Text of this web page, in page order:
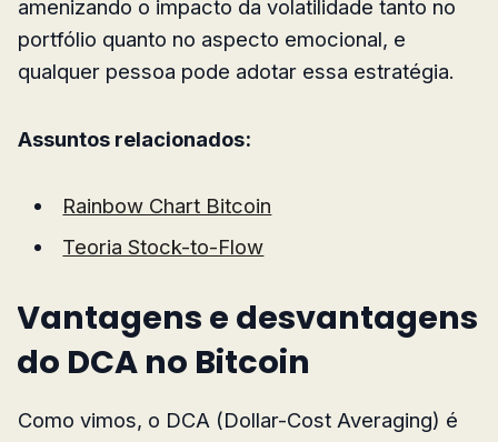
amenizando o impacto da volatilidade tanto no
portfólio quanto no aspecto emocional, e
qualquer pessoa pode adotar essa estratégia.
Assuntos relacionados:
Rainbow Chart Bitcoin
Teoria Stock-to-Flow
Vantagens e desvantagens
do DCA no Bitcoin
Como vimos, o DCA (Dollar-Cost Averaging) é